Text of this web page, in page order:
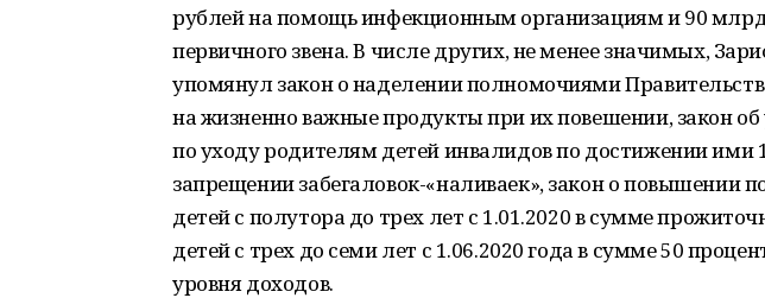
рублей на помощь инфекционным организациям и 90
первичного звена. В числе других, не менее значимых,
упомянул закон о наделении полномочиями
на жизненно важные продукты при их повешении, закон
по уходу родителям детей инвалидов по достижении ими
запрещении забегаловок-«наливаек», закон о повышении
детей с полутора до трех лет с 1.01.2020 в сумме
детей с трех до семи лет с 1.06.2020 года в сумме 50
уровня доходов.